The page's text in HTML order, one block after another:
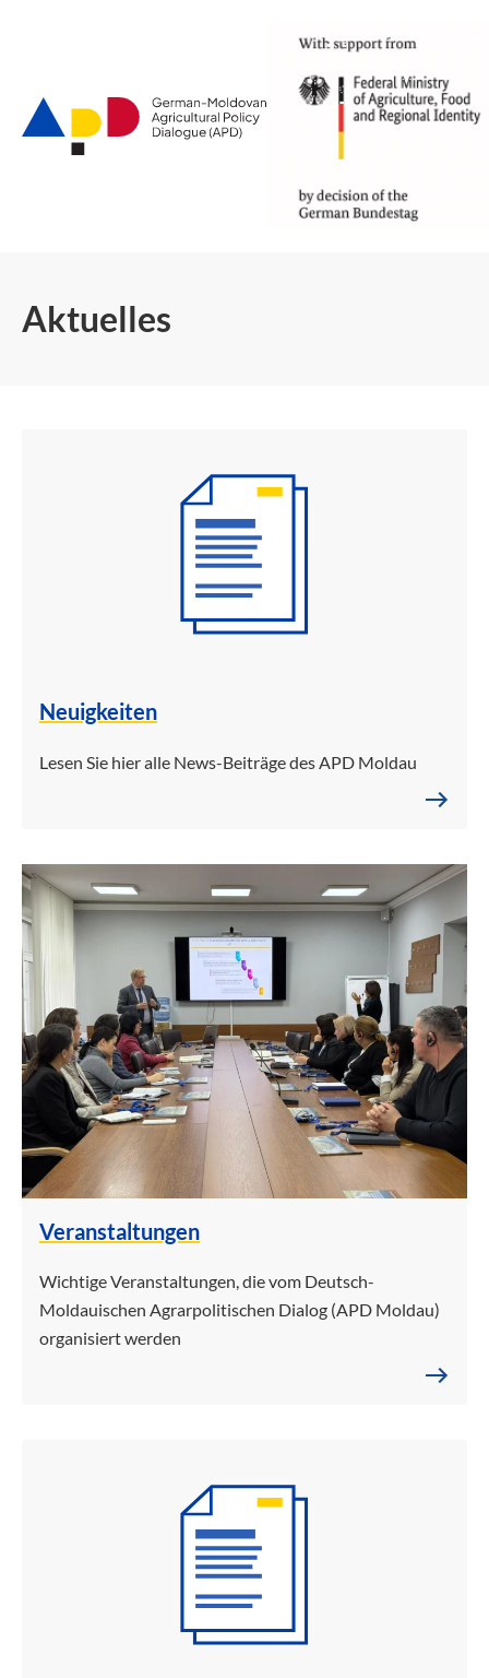
Aktuelles
Neuigkeiten
Lesen Sie hier alle News-Beiträge des APD Moldau
Veranstaltungen
Wichtige Veranstaltungen, die vom Deutsch-
Moldauischen Agrarpolitischen Dialog (APD Moldau)
organisiert werden